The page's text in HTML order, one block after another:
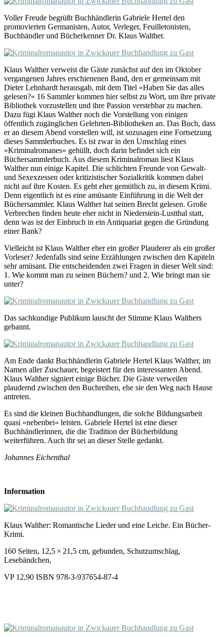
Voller Freude begrüßt Buchhändlerin Gabriele Hertel den
promovierten Germanisten, Autor, Verleger, Feuilletonisten,
Buchhändler und Bücherkenner Dr. Klaus Walther.
Klaus Walther verweist die Gäste zunächst auf den im Oktober
vergangenen Jahres erschienenen Band, den er gemeinsam mit
Dieter Lehnhardt herausgab, mit dem Titel »Haben Sie das alles
gelesen?« 16 Sammler kommen hier selbst zu Wort, um ihre private
Bibliothek vorzustellen und ihre Passion verstehbar zu machen.
Dazu fügt Klaus Walther noch die Vorstellung von einigen
öffentlich zugänglichen Gelehrten-Bibliotheken an. Das Buch, dass
er an diesem Abend vorstellen will, ist sozusagen eine Fortsetzung
dieses Sammlerbuches. Es ist zwar in den Umschlag eines
»Kriminalromanes« gehüllt, doch darin befindet sich ein
Büchersammlerbuch. Aus diesem Kriminalroman liest Klaus
Walther nun einige Kapitel. Die schlichten Freunde von Gewalt-
und Sexexzessen oder kritizistischer Sozialkritik kommen dabei
nicht auf ihre Kosten. Es geht eher gemütlich zu, in diesem Krimi.
Denn eigentlich ist es eine amüsante Einführung in die Welt der
Büchersammler. Klaus Walther hat seinen Brecht gelesen. Große
Verbrechen finden heute eher nicht in Niederstein-Lustthal statt,
denn was ist der Einbruch in ein Antiquariat gegen die Gründung
einer Bank?
Vielleicht ist Klaus Walther eher ein großer Plauderer als ein großer
Vorleser? Jedenfalls sind seine Erzählungen zwischen den Kapiteln
sehr amüsant. Die entscheidenden zwei Fragen in dieser Welt sind:
1. Wie kommt man zu seinen Büchern? und 2. Wie bringt man sie
unter?
Das sachkundige Publikum lauscht der Stimme Klaus Walthers
gebannt.
Am Ende dankt Buchhändlerin Gabriele Hertel Klaus Walther, im
Namen aller Zuschauer, begeistert für den interessanten Abend.
Klaus Walther signiert einige Bücher. Die Gäste verweilen
plaudernd zwischen den Buchreihen, ehe sie den Weg nach Hause
antreten.
Es sind die kleinen Buchhandlungen, die solche Bildungsarbeit
quasi »nebenbei« leisten. Gabriele Hertel ist eine dieser
Buchhändlerinnen, die die Tradition der Bücherbildung
weiterführen. Auch ihr sei an dieser Stelle gedankt.
Johannes Eichenthal
Information
Klaus Walther: Romantische Lieder und eine Leiche. Ein Bücher-
Krimi.
160 Seiten, 12,5 × 21,5 cm, gebunden, Schutzumschlag,
Lesebändchen,
VP 12,90 ISBN 978-3-937654-87-4